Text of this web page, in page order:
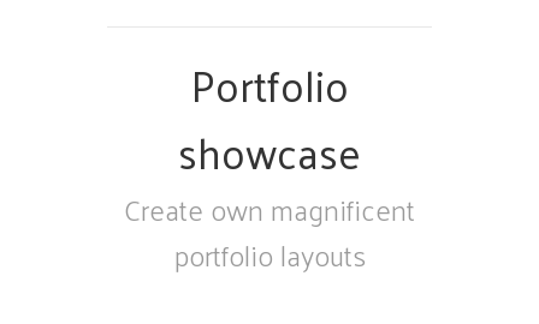
Portfolio
showcase
Create own magnificent
portfolio layouts